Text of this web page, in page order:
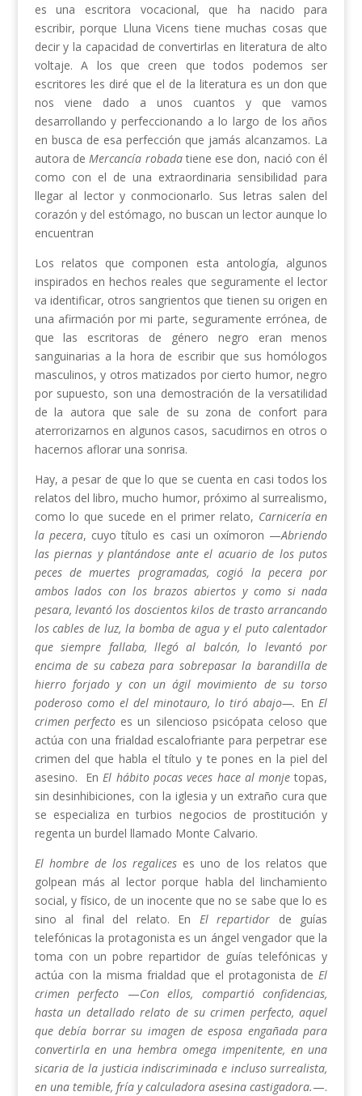
es una escritora vocacional, que ha nacido para
escribir, porque Lluna Vicens tiene muchas cosas que
decir y la capacidad de convertirlas en literatura de alto
voltaje. A los que creen que todos podemos ser
escritores les diré que el de la literatura es un don que
nos viene dado a unos cuantos y que vamos
desarrollando y perfeccionando a lo largo de los años
en busca de esa perfección que jamás alcanzamos. La
autora deMercancía robadatiene ese don, nació con él
como con el de una extraordinaria sensibilidad para
llegar al lector y conmocionarlo. Sus letras salen del
corazón y del estómago, no buscan un lector aunque lo
encuentran
Los relatos que componen esta antología, algunos
inspirados en hechos reales que seguramente el lector
va identificar, otros sangrientos que tienen su origen en
una afirmación por mi parte, seguramente errónea, de
que las escritoras de género negro eran menos
sanguinarias a la hora de escribir que sus homólogos
masculinos, y otros matizados por cierto humor, negro
por supuesto, son una demostración de la versatilidad
de la autora que sale de su zona de confort para
aterrorizarnos en algunos casos, sacudirnos en otros o
hacernos aflorar una sonrisa.
Hay, a pesar de que lo que se cuenta en casi todos los
relatos del libro, mucho humor, próximo al surrealismo,
como lo que sucede en el primer relato, Carnicería en
la pecera, cuyo título es casi un oxímoron —Abriendo
las piernas y plantándose ante el acuario de los putos
peces de muertes programadas, cogió la pecera por
ambos lados con los brazos abiertos y como si nada
pesara, levantó los doscientos kilos de trasto arrancando
los cables de luz, la bomba de agua y el puto calentador
que siempre fallaba, llegó al balcón, lo levantó por
encima de su cabeza para sobrepasar la barandilla de
hierro forjado y con un ágil movimiento de su torso
poderoso como el del minotauro, lo tiró abajo—. EnEl
crimen perfecto es un silencioso psicópata celoso que
actúa con una frialdad escalofriante para perpetrar ese
crimen del que habla el título y te pones en la piel del
asesino.
EnEl hábito pocas veces hace al monje topas,
sin desinhibiciones, con la iglesia y un extraño cura que
se especializa en turbios negocios de prostitución y
regenta un burdel llamado Monte Calvario.
El hombre de los regaliceses uno de los relatos que
golpean más al lector porque habla del linchamiento
social, y físico, de un inocente que no se sabe que lo es
sino al final del relato. En El repartidor de guías
telefónicas la protagonista es un ángel vengador que la
toma con un pobre repartidor de guías telefónicas y
actúa con la misma frialdad que el protagonista deEl
crimen perfecto —Con ellos, compartió confidencias,
hasta un detallado relato de su crimen perfecto, aquel
que debía borrar su imagen de esposa engañada para
convertirla en una hembra omega impenitente, en una
sicaria de la justicia indiscriminada e incluso surrealista,
en una temible, fría y calculadora asesina castigadora.—.